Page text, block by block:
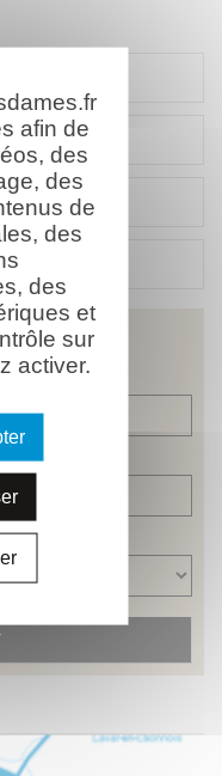
afin de
des
des
de
des
des
et
sur
activer.